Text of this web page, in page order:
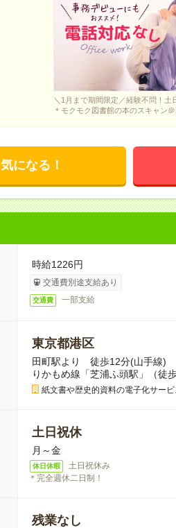
＼1月まで期間限定／経験不問！土
＊モクモク図書館の本のスキャン
気になる！
時給1226円
交通費別途支給あり
交通費 一部支給
東京都港区
田町駅より 徒歩12分(山手線)
りかもめ線「芝浦ふ頭駅」（徒
紙文書や歴史的資料の電子化サービ
土日祝休
月～金
休日休暇
土日祝休み
＊完全週休二日制！
残業なし